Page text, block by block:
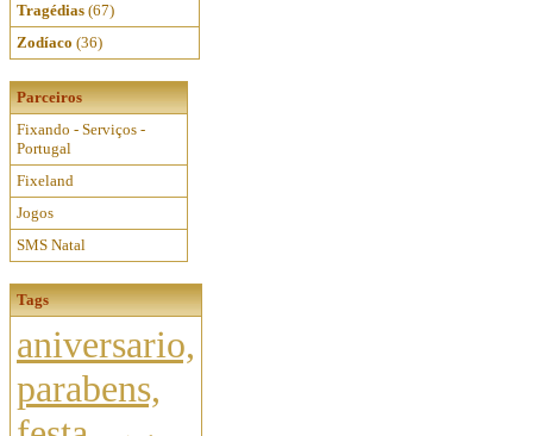
Tragédias (67)
Zodíaco (36)
Parceiros
Fixando - Serviços -
Portugal
Fixeland
Jogos
SMS Natal
Tags
aniversario,
parabens,